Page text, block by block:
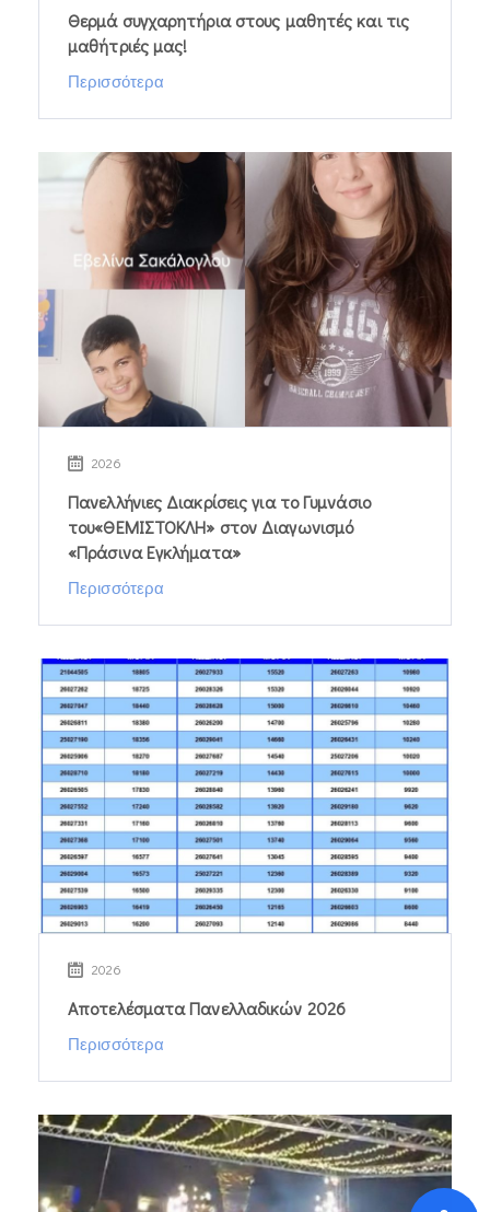
Θερμά συγχαρητήρια στους μαθητές και τις
μαθήτριές μας!
Περισσότερα
2026
Πανελλήνιες Διακρίσεις για το Γυμνάσιο
του«ΘΕΜΙΣΤΟΚΛΗ» στον Διαγωνισμό
«Πράσινα Εγκλήματα»
Περισσότερα
2026
Αποτελέσματα Πανελλαδικών 2026
Περισσότερα